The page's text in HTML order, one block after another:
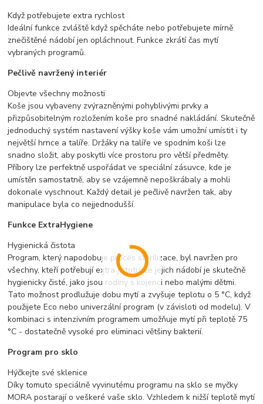
Když potřebujete extra rychlost
Ideální funkce zvláště když spěcháte nebo potřebujete mírně
znečištěné nádobí jen opláchnout. Funkce zkrátí čas mytí
vybraných programů.
Pečlivě navržený interiér
Objevte všechny možnosti
Koše jsou vybaveny zvýrazněnými pohyblivými prvky a
přizpůsobitelným rozložením koše pro snadné nakládání. Skutečně
jednoduchý systém nastavení výšky koše vám umožní umístit i ty
největší hrnce a talíře. Držáky na talíře ve spodním koši lze
snadno složit, aby poskytli více prostoru pro větší předměty.
Příbory lze perfektně uspořádat ve speciální zásuvce, kde je
umístěn samostatně, aby se vzájemně nepoškrábaly a mohli
dokonale vyschnout. Každý detail je pečlivě navržen tak, aby
manipulace byla co nejjednodušší.
Funkce ExtraHygiene
Hygienická čistota
Program, který napodobuje proces sterilizace, byl navržen pro
všechny, kteří potřebují extra jistotu, že jejich nádobí je skutečně
hygienicky čisté, jako jsou rodiny s kojenci nebo malými dětmi.
Tato možnost prodlužuje dobu mytí a zvyšuje teplotu o 5 °C, když
použijete Eco nebo univerzální program (v závisloti od modelu). V
kombinaci s intenzivním programem umožňuje mytí při teplotě 75
°C - dostatečně vysoké pro eliminaci většiny bakterií.
Program pro sklo
Hýčkejte své sklenice
Díky tomuto speciálně vyvinutému programu na sklo se myčky
MORA postarají o veškeré vaše sklo. Vzhledem k nižší teplotě mytí